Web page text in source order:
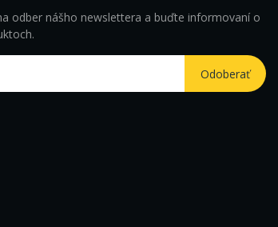
odber nášho newslettera a buďte informovaní o
Odoberať